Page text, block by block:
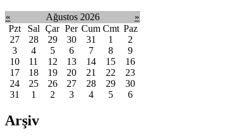
« Ağustos 2026
»
Pzt
Sal Çar Per Cum Cmt Paz
27
28 29 30 31 1
2
3
4 5 6 7 8
9
10
11 12 13 14 15
16
17
18 19 20 21 22
23
24
25 26 27 28 29
30
31
1 2 3 4 5 6
Arşiv